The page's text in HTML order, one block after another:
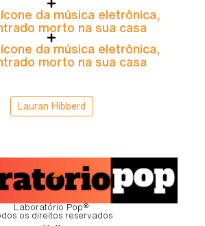
da música eletrônica,
morto na sua casa
da música eletrônica,
morto na sua casa
Lauran Hibberd
Laboratório Pop®
os direitos reservados